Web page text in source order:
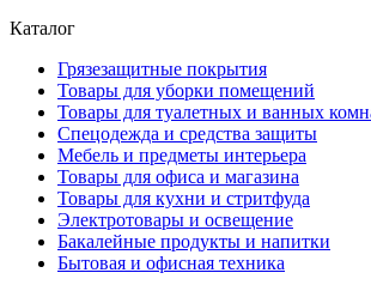
Каталог
Грязезащитные покрытия
Товары для уборки помещений
Товары для туалетных и ванных
Спецодежда и средства защиты
Мебель и предметы интерьера
Товары для офиса и магазина
Товары для кухни и стритфуда
Электротовары и освещение
Бакалейные продукты и напитки
Бытовая и офисная техника